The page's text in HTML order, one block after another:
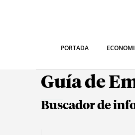
PORTADA
Guía de
Buscador de